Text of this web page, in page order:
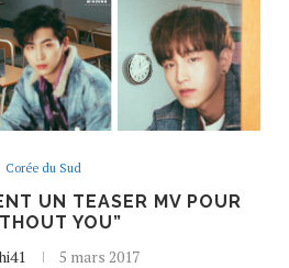
Corée du Sud
UN TEASER MV POUR
YOU”
5 mars 2017